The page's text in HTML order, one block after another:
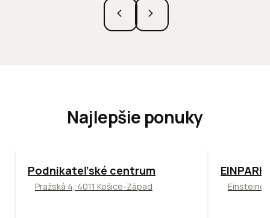
Najlepšie ponuky
ODPORÚČAME
Podnikateľské centrum
Pražská 4, 4011 Košice-Západ
TOP